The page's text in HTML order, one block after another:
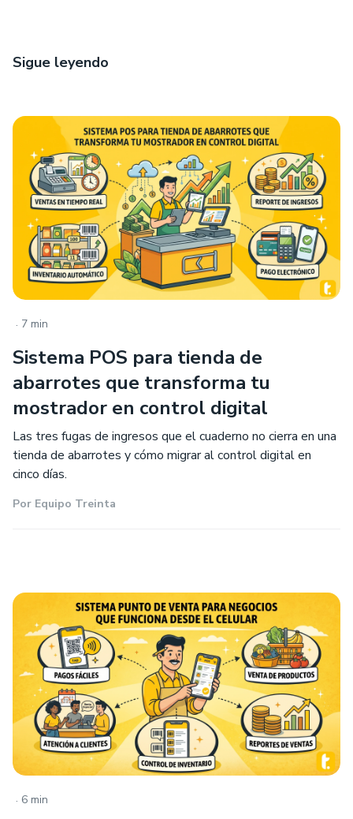
Sigue leyendo
. 7 min
Sistema POS para tienda de
abarrotes que transforma tu
mostrador en control digital
Las tres fugas de ingresos que el cuaderno no cierra en una
tienda de abarrotes y cómo migrar al control digital en
cinco días.
Por Equipo Treinta
. 6 min